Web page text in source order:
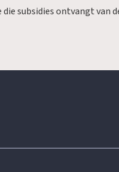
subsidies ontvangt van